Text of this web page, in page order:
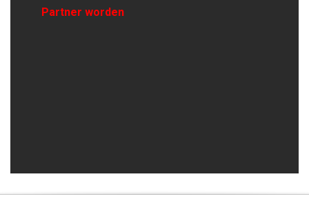
Partner worden